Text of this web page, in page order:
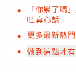
「你累了嗎
吐真心話
更多最新熱
做到這點才